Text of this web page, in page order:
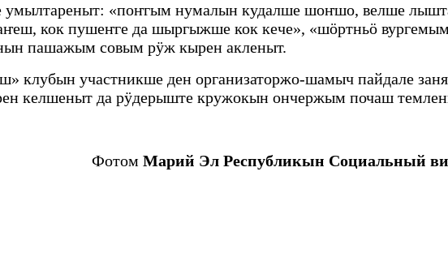
«поҥгым нумалын кудалше шоҥшо, велше
кок пушеҥге да шыргыжше кок кече», «шӧртньӧ
пашажым совым рӱж кырен акленыт.
клубын участникше ден организаторжо-шамыч пайдале
келшеныт да рӱдерыште кружокын ончержым почаш
Фотом Марий Эл Республикын Социальный